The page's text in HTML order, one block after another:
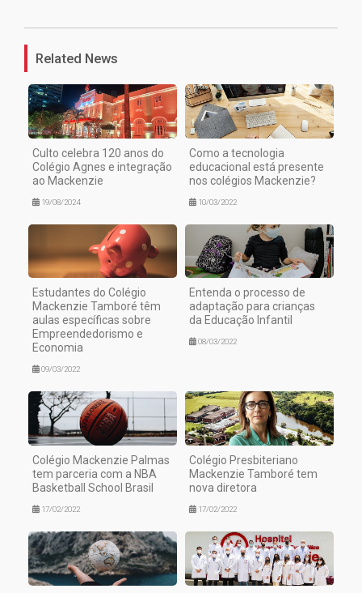
Related News
Culto celebra 120 anos do
Colégio Agnes e integração
ao Mackenzie
19/08/2024
Como a tecnologia
educacional está presente
nos colégios Mackenzie?
10/03/2022
Estudantes do Colégio
Mackenzie Tamboré têm
aulas específicas sobre
Empreendedorismo e
Economia
09/03/2022
Entenda o processo de
adaptação para crianças
da Educação Infantil
08/03/2022
Colégio Mackenzie Palmas
tem parceria com a NBA
Basketball School Brasil
17/02/2022
Colégio Presbiteriano
Mackenzie Tamboré tem
nova diretora
17/02/2022